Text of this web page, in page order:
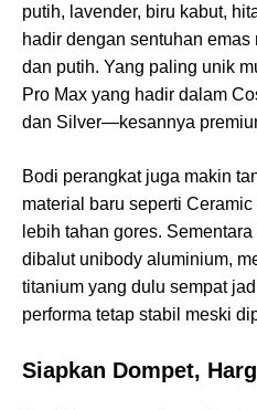
putih, lavender, biru kabut,
hadir dengan sentuhan
dan putih. Yang paling unik
Pro Max yang hadir dalam
dan Silver—kesannya
Bodi perangkat juga makin
material baru seperti
lebih tahan gores.
dibalut unibody aluminium,
titanium yang dulu sempat
performa tetap stabil meski
Siapkan Dompet,